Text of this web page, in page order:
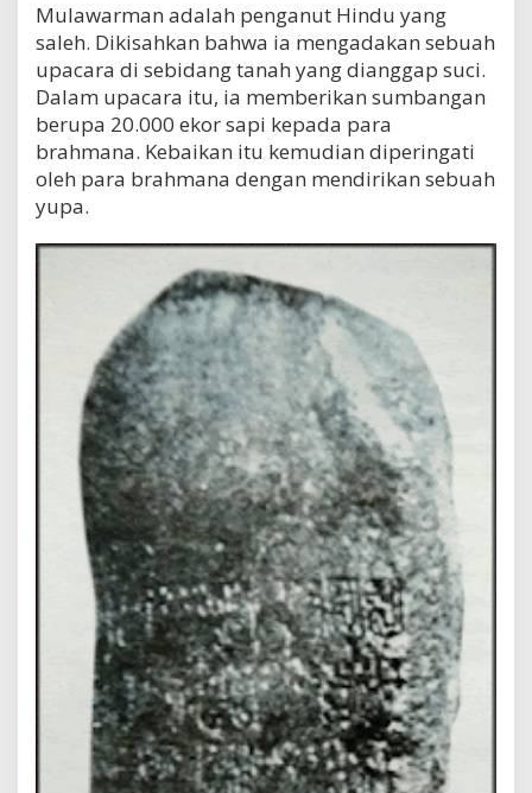
Mulawarman adalah penganut Hindu yang
saleh. Dikisahkan bahwa ia mengadakan sebuah
upacara di sebidang tanah yang dianggap suci.
Dalam upacara itu, ia memberikan sumbangan
berupa 20.000 ekor sapi kepada para
brahmana. Kebaikan itu kemudian diperingati
oleh para brahmana dengan mendirikan sebuah
yupa.